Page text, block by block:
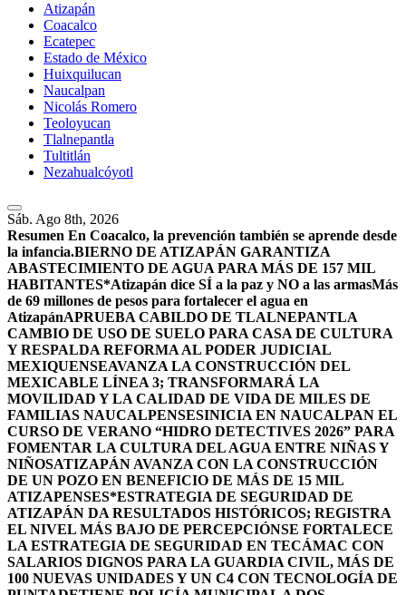
Atizapán
Coacalco
Ecatepec
Estado de México
Huixquilucan
Naucalpan
Nicolás Romero
Teoloyucan
Tlalnepantla
Tultitlán
Nezahualcóyotl
Sáb. Ago 8th, 2026
Resumen En Coacalco, la prevención también se aprende desde
la infancia.BIERNO DE ATIZAPÁN GARANTIZA
ABASTECIMIENTO DE AGUA PARA MÁS DE 157 MIL
HABITANTES*Atizapán dice SÍ a la paz y NO a las armasMás
de 69 millones de pesos para fortalecer el agua en
AtizapánAPRUEBA CABILDO DE TLALNEPANTLA
CAMBIO DE USO DE SUELO PARA CASA DE CULTURA
Y RESPALDA REFORMA AL PODER JUDICIAL
MEXIQUENSEAVANZA LA CONSTRUCCIÓN DEL
MEXICABLE LÍNEA 3; TRANSFORMARÁ LA
MOVILIDAD Y LA CALIDAD DE VIDA DE MILES DE
FAMILIAS NAUCALPENSESINICIA EN NAUCALPAN EL
CURSO DE VERANO “HIDRO DETECTIVES 2026” PARA
FOMENTAR LA CULTURA DEL AGUA ENTRE NIÑAS Y
NIÑOSATIZAPÁN AVANZA CON LA CONSTRUCCIÓN
DE UN POZO EN BENEFICIO DE MÁS DE 15 MIL
ATIZAPENSES*ESTRATEGIA DE SEGURIDAD DE
ATIZAPÁN DA RESULTADOS HISTÓRICOS; REGISTRA
EL NIVEL MÁS BAJO DE PERCEPCIÓNSE FORTALECE
LA ESTRATEGIA DE SEGURIDAD EN TECÁMAC CON
SALARIOS DIGNOS PARA LA GUARDIA CIVIL, MÁS DE
100 NUEVAS UNIDADES Y UN C4 CON TECNOLOGÍA DE